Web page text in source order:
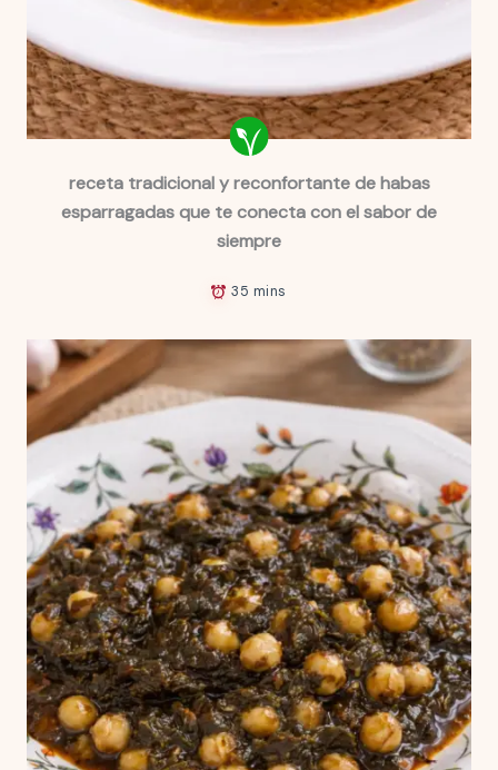
receta tradicional y reconfortante de habas
esparragadas que te conecta con el sabor de
siempre
35 mins